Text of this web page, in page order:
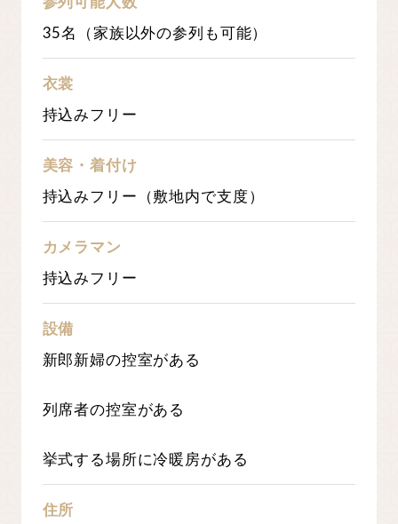
35名（家族以外の参列も可能）
衣裳
持込みフリー
美容・着付け
持込みフリー（敷地内で支度）
カメラマン
持込みフリー
設備
新郎新婦の控室がある
列席者の控室がある
挙式する場所に冷暖房がある
住所